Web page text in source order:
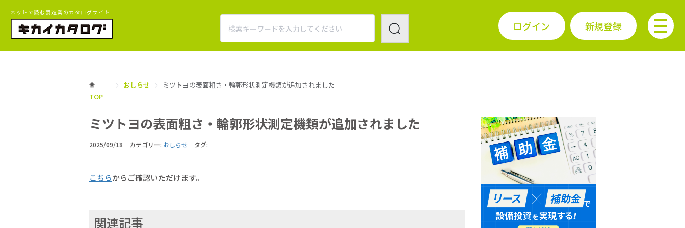
ネットで読む製造業のカタログサイト
ログイン 新規登録
TOP
おしらせ ミツトヨの表面粗さ・輪郭形状測定機類が追加されました
ミツトヨの表面粗さ・輪郭形状測定機類が追加されました
2025/09/18 カテゴリー: おしらせ タグ:
こちらからご確認いただけます。
関連記事